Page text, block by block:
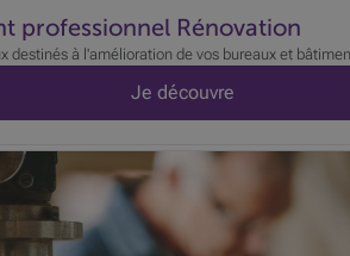
professionnel Rénovation
destinés à l'amélioration de vos bureaux et
Je découvre